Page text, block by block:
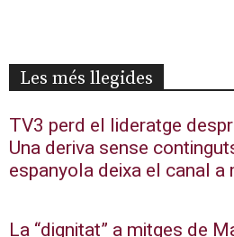
Les més llegides
TV3 perd el lideratge
Una deriva sense
espanyola deixa el canal a
La “dignitat” a mitges de